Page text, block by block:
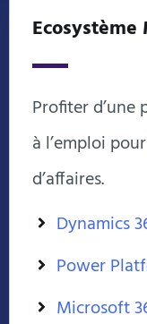
Profiter d’une
à l’emploi
d’affaires.
Dynamics
Power
Microsoft